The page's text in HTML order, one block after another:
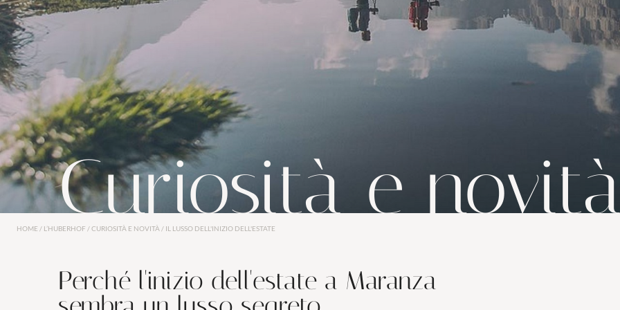
Curiosità e
HOME / L’HUBERHOF /CURIOSITÀ E NOVITÀ / IL LUSSO DELL'INIZIO DELL'ESTATE
Perché l'inizio dell'estate a Maranza
Pensione ¾ gourmet incl. per
ESTATE WELLNESS
SPECIALE RELAX
14/5/2026-11/10/2026|6/5/2027-8/10/2027
PRENOTA RICHIEDI
da 1.610,00 €a persona
Pensione ¾ gourmet incl. per 7 notti
HUBERHOF FAMILY
17/7/